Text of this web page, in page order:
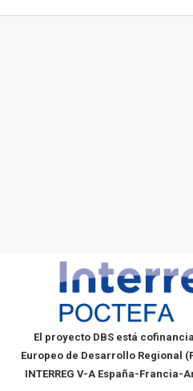
El proyecto DBS está
Europeo de Desarrollo Regional
INTERREG V-A España-Francia-